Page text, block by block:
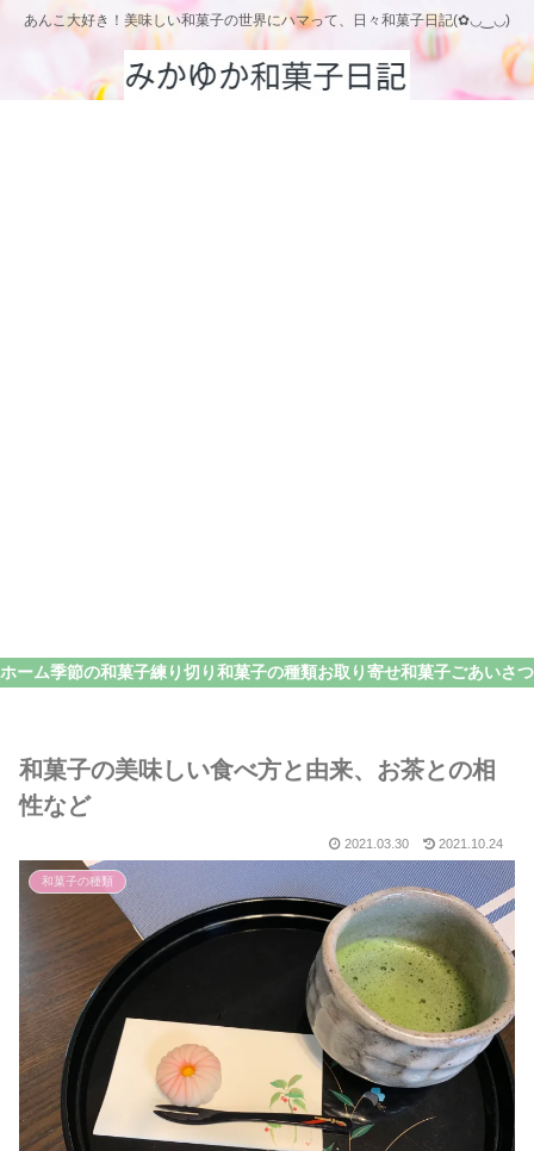
あんこ大好き！美味しい和菓子の世界にハマって、日々和菓子日記(✿◡‿◡)
ホーム季節の和菓子練り切り和菓子の種類お取り寄せ和菓子
和菓子の美味しい食べ方と由来、お茶との相
性など
2021.03.30 2021.10.24
和菓子の種類